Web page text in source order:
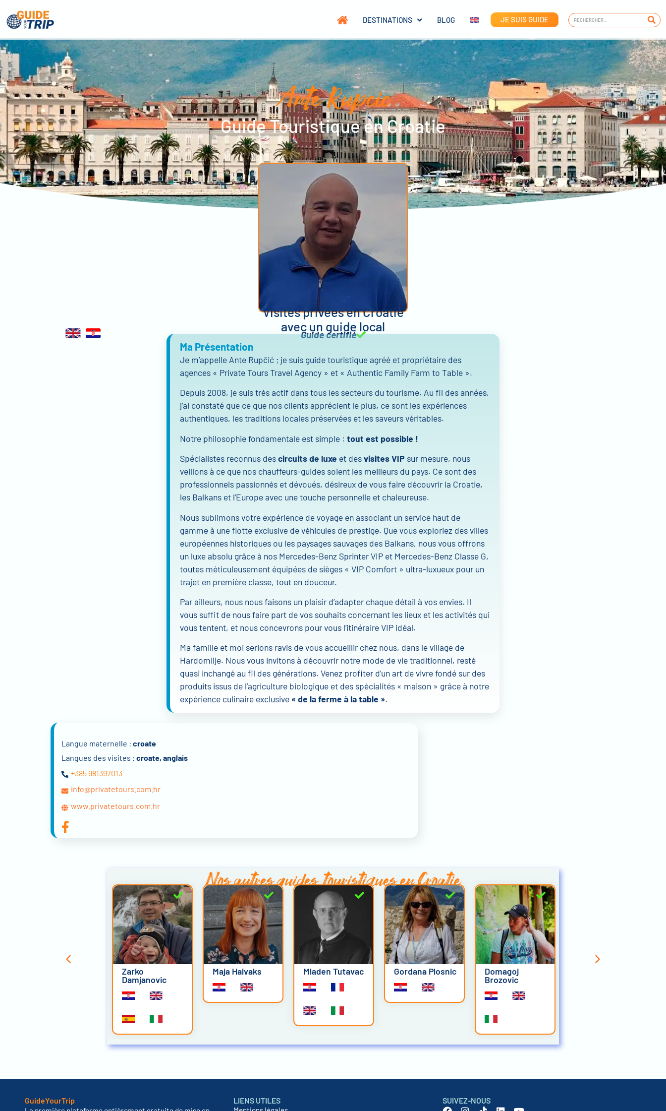
DESTINATIONS BLOG JE SUIS GUIDE
Ante Rupcic
Guide Touristique en Croatie
Visites privées en Croatie
avec un guide local
Guide certifié
Ma Présentation
Je m’appelle Ante Rupčić ; je suis guide touristique agréé et propriétaire des
agences « Private Tours Travel Agency » et « Authentic Family Farm to Table ».
Depuis 2008, je suis très actif dans tous les secteurs du tourisme. Au fil des années,
j’ai constaté que ce que nos clients apprécient le plus, ce sont les expériences
authentiques, les traditions locales préservées et les saveurs véritables.
Notre philosophie fondamentale est simple : tout est possible !
Spécialistes reconnus descircuits de luxe et desvisites VIP sur mesure, nous
veillons à ce que nos chauffeurs-guides soient les meilleurs du pays. Ce sont des
professionnels passionnés et dévoués, désireux de vous faire découvrir la Croatie,
les Balkans et l’Europe avec une touche personnelle et chaleureuse.
Nous sublimons votre expérience de voyage en associant un service haut de
gamme à une flotte exclusive de véhicules de prestige. Que vous exploriez des villes
européennes historiques ou les paysages sauvages des Balkans, nous vous offrons
un luxe absolu grâce à nos Mercedes-Benz Sprinter VIP et Mercedes-Benz Classe G,
toutes méticuleusement équipées de sièges « VIP Comfort » ultra-luxueux pour un
trajet en première classe, tout en douceur.
Par ailleurs, nous nous faisons un plaisir d’adapter chaque détail à vos envies. Il
vous suffit de nous faire part de vos souhaits concernant les lieux et les activités qui
vous tentent, et nous concevrons pour vous l’itinéraire VIP idéal.
Ma famille et moi serions ravis de vous accueillir chez nous, dans le village de
Hardomilje. Nous vous invitons à découvrir notre mode de vie traditionnel, resté
quasi inchangé au fil des générations. Venez profiter d’un art de vivre fondé sur des
produits issus de l’agriculture biologique et des spécialités « maison » grâce à notre
expérience culinaire exclusive « de la ferme à la table ».
Langue maternelle : croate
Langues des visites : croate, anglais
+385 981397013
info@privatetours.com.hr
www.privatetours.com.hr
Nos autresguides touristiques en Croatie
Zarko
Damjanovic
Maja Halvaks Mladen Tutavac Gordana Plosnic Domagoj
Brozovic
GuideYourTrip LIENS UTILES SUIVEZ-NOUS